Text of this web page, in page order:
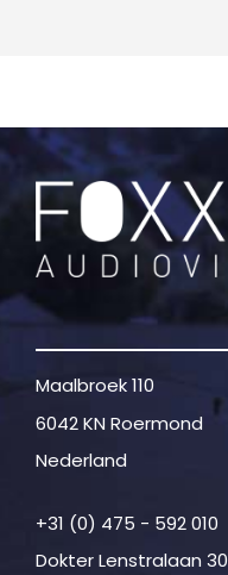
Maalbroek 110
6042 KN Roermond
Nederland
+31 (0) 475 - 592 010
Dokter Lenstralaan 30